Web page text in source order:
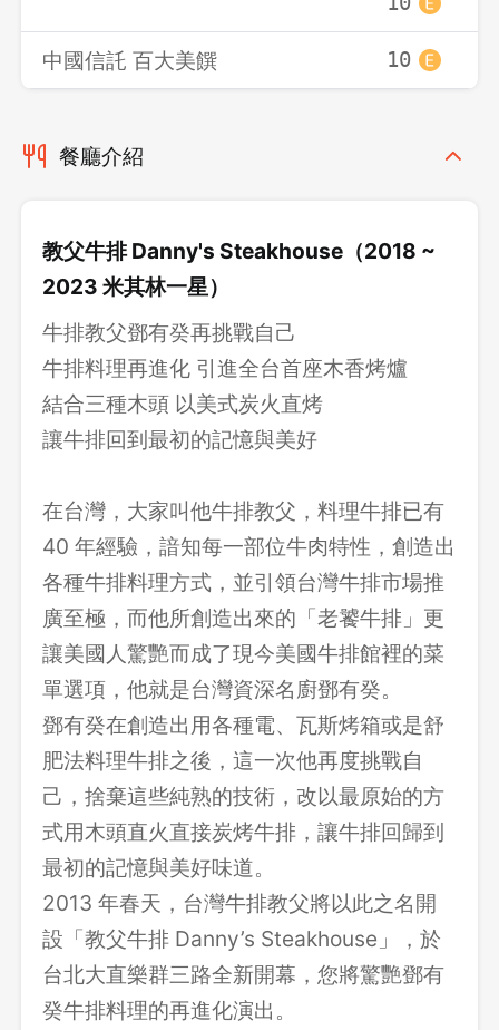
中國信託 百大美饌 10
餐廳介紹
教父牛排 Danny's Steakhouse（2018 ~
2023 米其林一星）
牛排教父鄧有癸再挑戰自己
牛排料理再進化 引進全台首座木香烤爐
結合三種木頭 以美式炭火直烤
讓牛排回到最初的記憶與美好
在台灣，大家叫他牛排教父，料理牛排已有
40 年經驗，諳知每一部位牛肉特性，創造出
各種牛排料理方式，並引領台灣牛排市場推
廣至極，而他所創造出來的「老饕牛排」更
讓美國人驚艷而成了現今美國牛排館裡的菜
單選項，他就是台灣資深名廚鄧有癸。
鄧有癸在創造出用各種電、瓦斯烤箱或是舒
肥法料理牛排之後，這一次他再度挑戰自
己，捨棄這些純熟的技術，改以最原始的方
式用木頭直火直接炭烤牛排，讓牛排回歸到
最初的記憶與美好味道。
2013 年春天，台灣牛排教父將以此之名開
設「教父牛排 Danny’s Steakhouse」，於
台北大直樂群三路全新開幕，您將驚艷鄧有
癸牛排料理的再進化演出。
先不要 確認